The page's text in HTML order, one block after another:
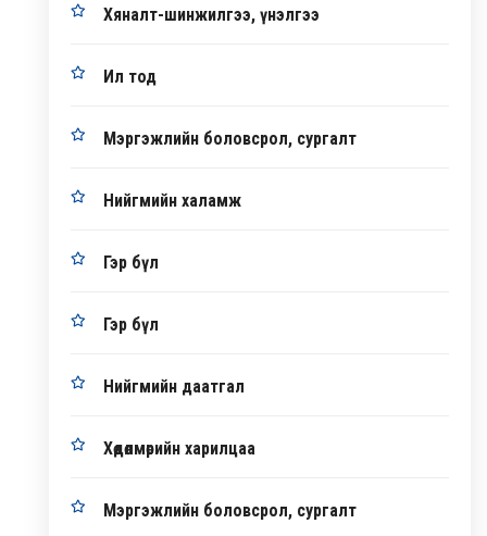
Хяналт-шинжилгээ, үнэлгээ
Ил тод
Мэргэжлийн боловсрол, сургалт
Нийгмийн халамж
Гэр бүл
Гэр бүл
Нийгмийн даатгал
Хөдөлмөрийн харилцаа
Мэргэжлийн боловсрол, сургалт